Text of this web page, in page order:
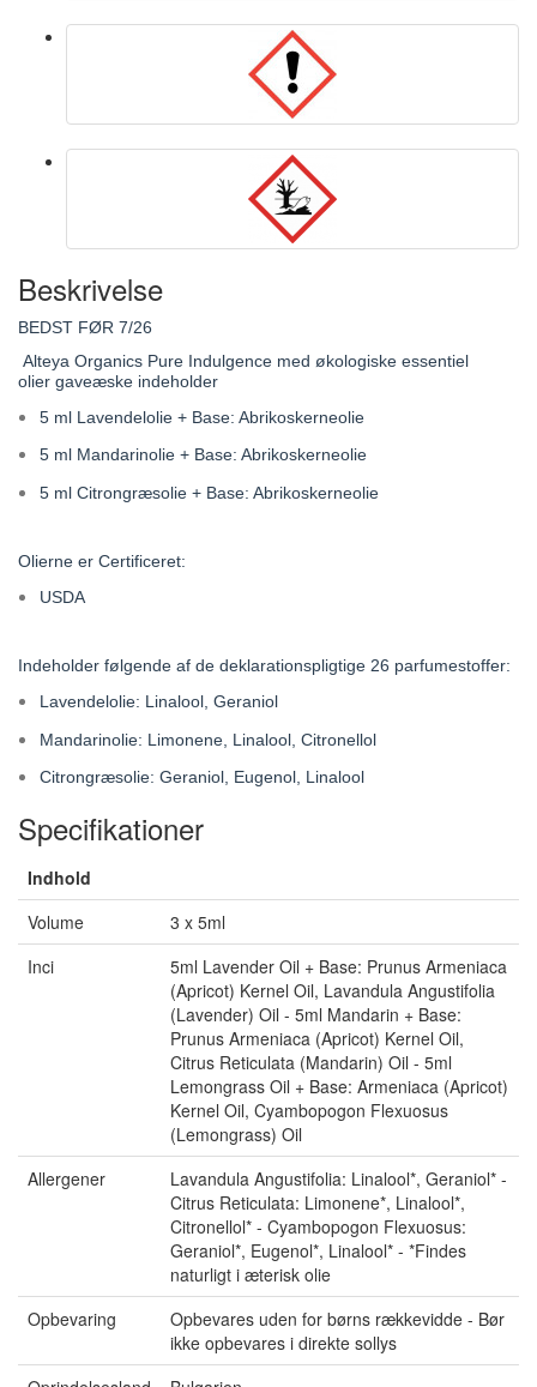
Beskrivelse
BEDST FØR 7/26
Alteya Organics Pure Indulgence med økologiske essentiel
olier gaveæske indeholder
5 ml Lavendelolie + Base: Abrikoskerneolie
5 ml Mandarinolie + Base: Abrikoskerneolie
5 ml Citrongræsolie + Base: Abrikoskerneolie
Olierne er Certificeret:
USDA
Indeholder følgende af de deklarationspligtige 26 parfumestoffer:
Lavendelolie: Linalool, Geraniol
Mandarinolie: Limonene, Linalool, Citronellol
Citrongræsolie: Geraniol, Eugenol, Linalool
Specifikationer
Indhold
Volume
3 x 5ml
Inci
5ml Lavender Oil + Base: Prunus Armeniaca
(Apricot) Kernel Oil, Lavandula Angustifolia
(Lavender) Oil - 5ml Mandarin + Base:
Prunus Armeniaca (Apricot) Kernel Oil,
Citrus Reticulata (Mandarin) Oil - 5ml
Lemongrass Oil + Base: Armeniaca (Apricot)
Kernel Oil, Cyambopogon Flexuosus
(Lemongrass) Oil
Allergener
Lavandula Angustifolia: Linalool*, Geraniol* -
Citrus Reticulata: Limonene*, Linalool*,
Citronellol* - Cyambopogon Flexuosus:
Geraniol*, Eugenol*, Linalool* - *Findes
naturligt i æterisk olie
Opbevaring
Opbevares uden for børns rækkevidde - Bør
ikke opbevares i direkte sollys